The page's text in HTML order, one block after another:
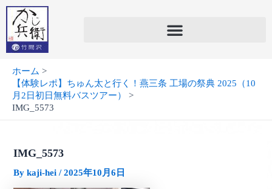
内
を
ホーム
【体験レポ】ちゅん太と行く！燕三条 工場の祭典 2025（10
月2日初日無料バスツアー）
IMG_5573
IMG_5573
Bykaji-hei/2025年10月6日